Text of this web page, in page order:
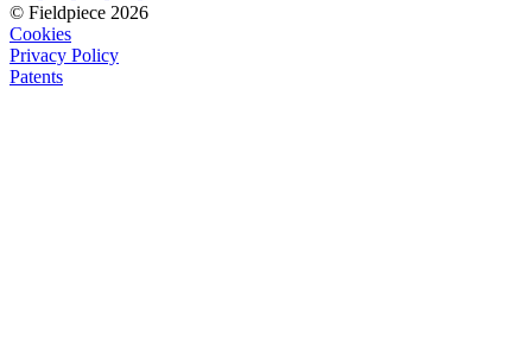
© Fieldpiece 2026
Cookies
Privacy Policy
Patents